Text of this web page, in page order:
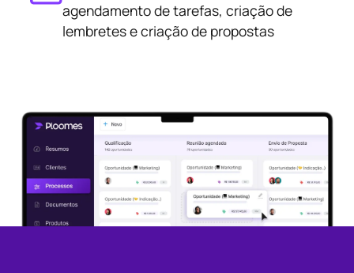
agendamento de tarefas, criação de
lembretes e criação de propostas